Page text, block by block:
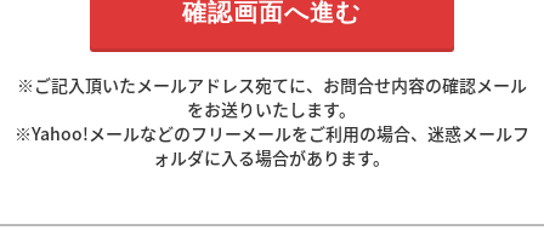
※ご記入頂いたメールアドレス宛てに、お問合せ内容の確認メール
をお送りいたします。
※Yahoo!メールなどのフリーメールをご利用の場合、迷惑メールフ
ォルダに入る場合があります。